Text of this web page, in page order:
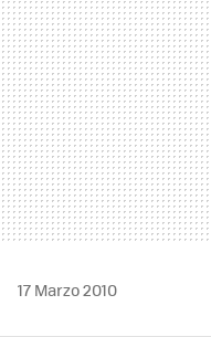
17 Marzo 2010